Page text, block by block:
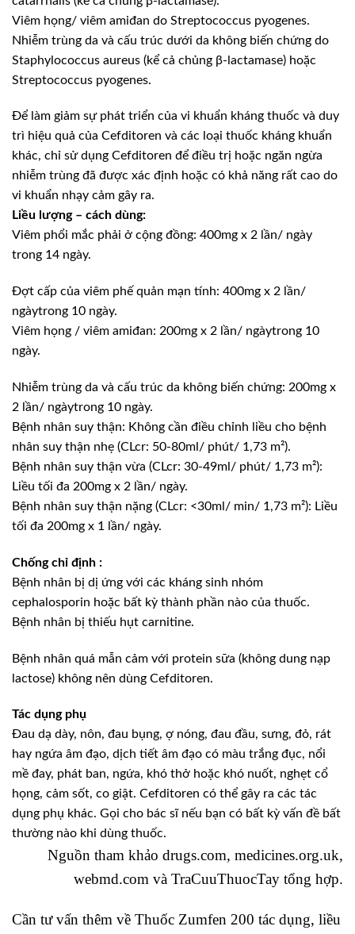
Viêm họng/ viêm amiđan do Streptococcus pyogenes.
Nhiễm trùng da và cấu trúc dưới da không biến chứng do
Staphylococcus aureus (kể cả chủng β-lactamase) hoặc
Streptococcus pyogenes.
Để làm giảm sự phát triển của vi khuẩn kháng thuốc và duy
trì hiệu quả của Cefditoren và các loại thuốc kháng khuẩn
khác, chỉ sử dụng Cefditoren để điều trị hoặc ngăn ngừa
nhiễm trùng đã được xác định hoặc có khả năng rất cao do
vi khuẩn nhạy cảm gây ra.
Liều lượng – cách dùng:
Viêm phổi mắc phải ở cộng đồng: 400mg x 2 lần/ ngày
trong 14 ngày.
Đợt cấp của viêm phế quản mạn tính: 400mg x 2 lần/
ngàytrong 10 ngày.
Viêm họng / viêm amiđan: 200mg x 2 lần/ ngàytrong 10
ngày.
Nhiễm trùng da và cấu trúc da không biến chứng: 200mg x
2 lần/ ngàytrong 10 ngày.
Bệnh nhân suy thận: Không cần điều chỉnh liều cho bệnh
nhân suy thận nhẹ (CLcr: 50-80ml/ phút/ 1,73 m²).
Bệnh nhân suy thận vừa (CLcr: 30-49ml/ phút/ 1,73 m²):
Liều tối đa 200mg x 2 lần/ ngày.
Bệnh nhân suy thận nặng (CLcr: <30ml/ min/ 1,73 m²): Liều
tối đa 200mg x 1 lần/ ngày.
Chống chỉ định :
Bệnh nhân bị dị ứng với các kháng sinh nhóm
cephalosporin hoặc bất kỳ thành phần nào của thuốc.
Bệnh nhân bị thiếu hụt carnitine.
Bệnh nhân quá mẫn cảm với protein sữa (không dung nạp
lactose) không nên dùng Cefditoren.
Tác dụng phụ
Đau dạ dày, nôn, đau bụng, ợ nóng, đau đầu, sưng, đỏ, rát
hay ngứa âm đạo, dịch tiết âm đạo có màu trắng đục, nổi
mề đay, phát ban, ngứa, khó thở hoặc khó nuốt, nghẹt cổ
họng, cảm sốt, co giật. Cefditoren có thể gây ra các tác
dụng phụ khác. Gọi cho bác sĩ nếu bạn có bất kỳ vấn đề bất
thường nào khi dùng thuốc.
Nguồn tham khảo drugs.com, medicines.org.uk,
webmd.com và TraCuuThuocTay tổng hợp.
Cần tư vấn thêm về Thuốc Zumfen 200 tác dụng, liều